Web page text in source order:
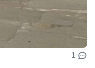
1